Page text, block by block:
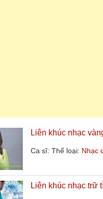
Liên khúc nhạc
Ca sĩ: Thể loại: Nhạc
Liên khúc nhạc trữ